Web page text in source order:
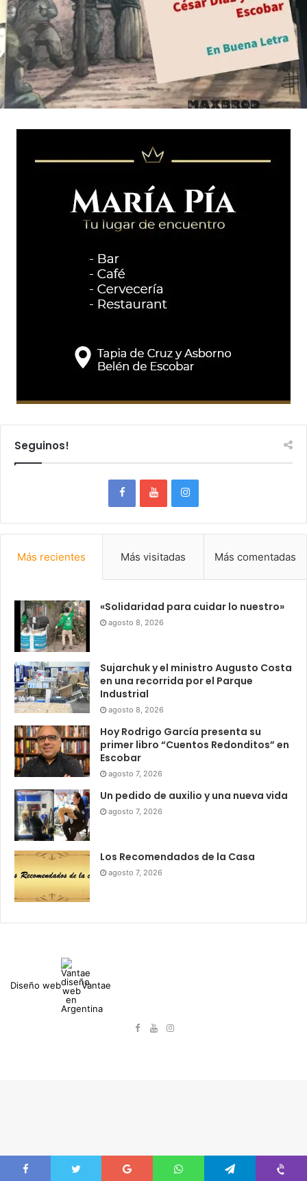
Seguinos!
Más recientes Más visitadas Más comentadas
«Solidaridad para cuidar lo nuestro»
agosto 8, 2026
Sujarchuk y el ministro Augusto Costa
en una recorrida por el Parque
Industrial
agosto 8, 2026
Hoy Rodrigo García presenta su
primer libro “Cuentos Redonditos” en
Escobar
agosto 7, 2026
Un pedido de auxilio y una nueva vida
agosto 7, 2026
Los Recomendados de la Casa
agosto 7, 2026
Diseño web Vantae